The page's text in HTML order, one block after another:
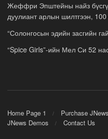
Жеффри Эпштейны найз
дуулиант арлын шилтгээн,
“Солонгосын эдийн засгийн
“Spice Girls”-ийн Мел Си 52
Home Page 1 Purchase JNews
JNews Demos
Contact Us